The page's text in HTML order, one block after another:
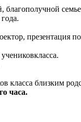
презентация
класса близким
часа.